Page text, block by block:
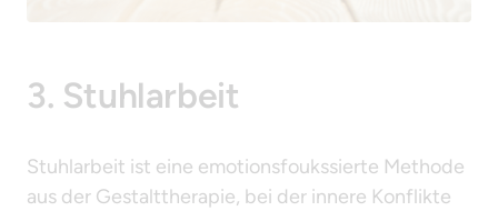
3. Stuhlarbeit
Stuhlarbeit ist eine emotionsfoukssierte Methode
aus der Gestalttherapie, bei der innere Konflikte